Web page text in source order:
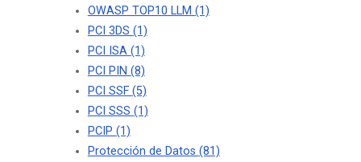
OWASP TOP10 LLM (1)
PCI 3DS (1)
PCI ISA (1)
PCI PIN (8)
PCI SSF (5)
PCI SSS (1)
PCIP (1)
Protección de Datos (81)